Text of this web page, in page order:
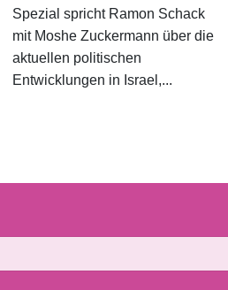
Spezial spricht Ramon Schack
mit Moshe Zuckermann über die
aktuellen politischen
Entwicklungen in Israel,...